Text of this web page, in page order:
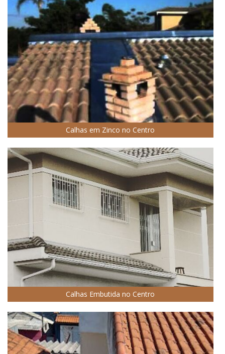
Calhas em Zinco no Centro
Calhas Embutida no Centro